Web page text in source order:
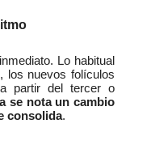
Lo habitual
los nuevos folículos
partir del tercer o
se nota un cambio
consolida.